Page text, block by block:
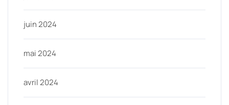
juin 2024
mai 2024
avril 2024